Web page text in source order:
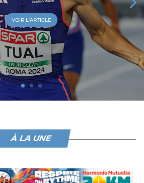
VOIR L'ARTICLE
À LA UNE